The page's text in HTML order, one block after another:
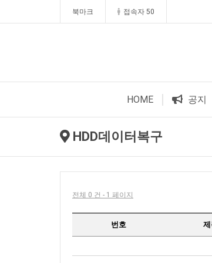
북마크 접속자 50
HOME 공지
HDD데이터복구
전체 0 건 - 1 페이지
번호